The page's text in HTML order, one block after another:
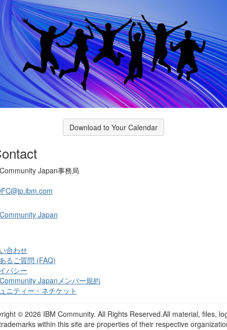
Download to Your Calendar
Japan事務局
Japan
合わせ
るご質問 (FAQ)
バシー
Japanメンバー規約
ニティー・ネチケット
© 2026 IBM Community. All Rights Reserved.All material, files,
within this site are properties of their respective